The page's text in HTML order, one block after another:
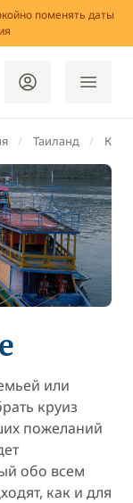
поменять даты
Таиланд Ко
или
круиз
пожеланий
обо всем
как и для